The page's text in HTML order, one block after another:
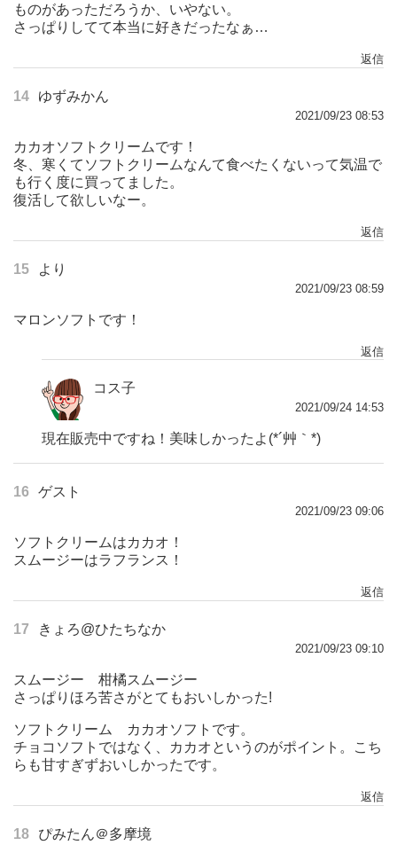
ものがあっただろうか、いやない。
さっぱりしてて本当に好きだったなぁ…
返信
14 ゆずみかん
2021/09/23 08:53
カカオソフトクリームです！
冬、寒くてソフトクリームなんて食べたくないって気温で
も行く度に買ってました。
復活して欲しいなー。
返信
15 より
2021/09/23 08:59
マロンソフトです！
返信
コス子
2021/09/24 14:53
現在販売中ですね！美味しかったよ(*´艸｀*)
16 ゲスト
2021/09/23 09:06
ソフトクリームはカカオ！
スムージーはラフランス！
返信
17 きょろ@ひたちなか
2021/09/23 09:10
スムージー 柑橘スムージー
さっぱりほろ苦さがとてもおいしかった!
ソフトクリーム カカオソフトです。
チョコソフトではなく、カカオというのがポイント。こち
らも甘すぎずおいしかったです。
返信
18 ぴみたん＠多摩境